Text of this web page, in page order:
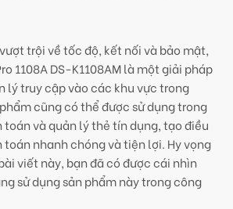
trội về tốc độ, kết nối và bảo mật,
1108A DS-K1108AM là một giải pháp
lý truy cập vào các khu vực trong
cũng có thể được sử dụng trong
và quản lý thẻ tín dụng, tạo điều
nhanh chóng và tiện lợi. Hy vọng
viết này, bạn đã có được cái nhìn
sử dụng sản phẩm này trong công